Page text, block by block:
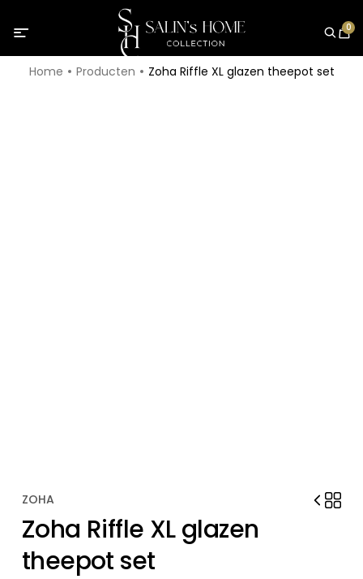
0
Home Producten Zoha Riffle XL glazen theepot set
ZOHA
Zoha Riffle XL glazen
theepot set